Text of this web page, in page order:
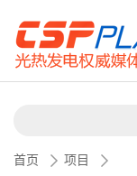
首页 项目